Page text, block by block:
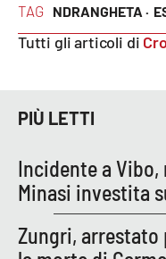
Catanzaro
Crotone
TAG NDRANGHETA ·
Tutti gli articoli di
PIÙ LETTI
Incidente a Vibo,
Minasi investita
Zungri,